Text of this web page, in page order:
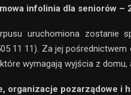
infolinia dla seniorów –
uruchomiona zostanie
11 11). Za jej
wymagają wyjścia z
organizacje pozarządowe i